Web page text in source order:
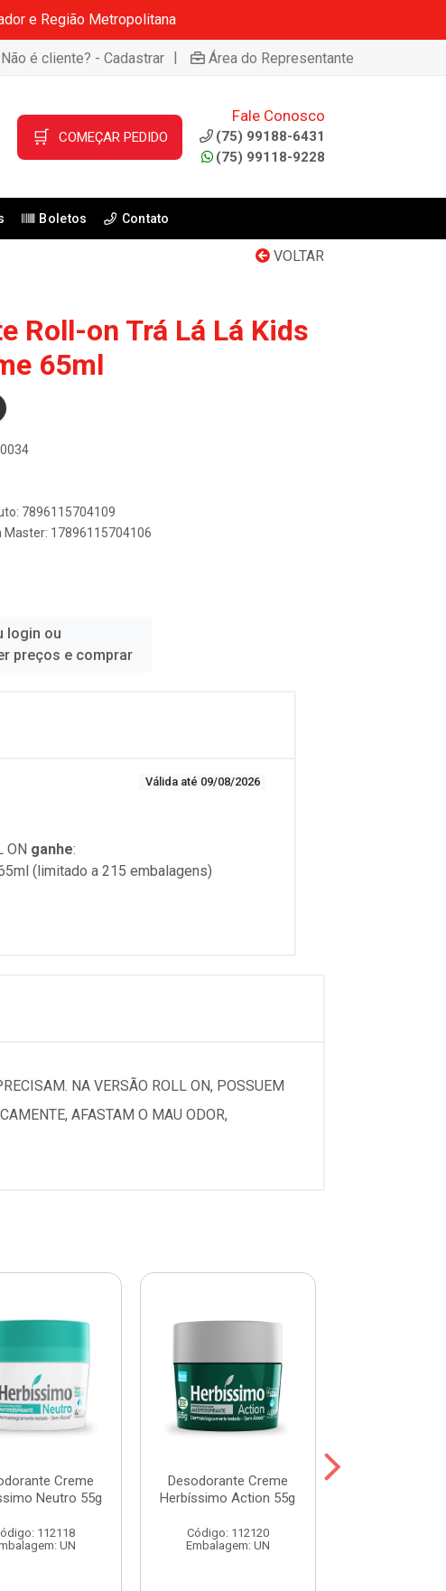
e Região Metropolitana
Não é cliente? - Cadastrar | Área do Representante
🛒 COMEÇAR PEDIDO
Fale Conosco
(75) 99188-6431
(75) 99118-9228
Boletos Contato
VOLTAR
Roll-on Trá Lá Lá Kids
65ml
7896115704109
Master: 17896115704106
login ou
preços e comprar
Válida até 09/08/2026
ON ganhe:
(limitado a 215 embalagens)
NA VERSÃO ROLL ON, POSSUEM
AFASTAM O MAU ODOR,
Creme
Neutro 55g
112118
UN
Desodorante Creme
Herbíssimo Action 55g
Código: 112120
Embalagem: UN